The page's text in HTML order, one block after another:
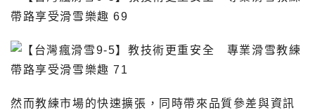
然而教練市場的快速擴張，同時帶來品質參差與資訊